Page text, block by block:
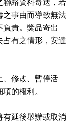
聯絡資料寄送，若
之事由而導致無法
負責。獎品寄出
占有之情形，安達
、修改、暫停活
的權利。
有延後舉辦或取消